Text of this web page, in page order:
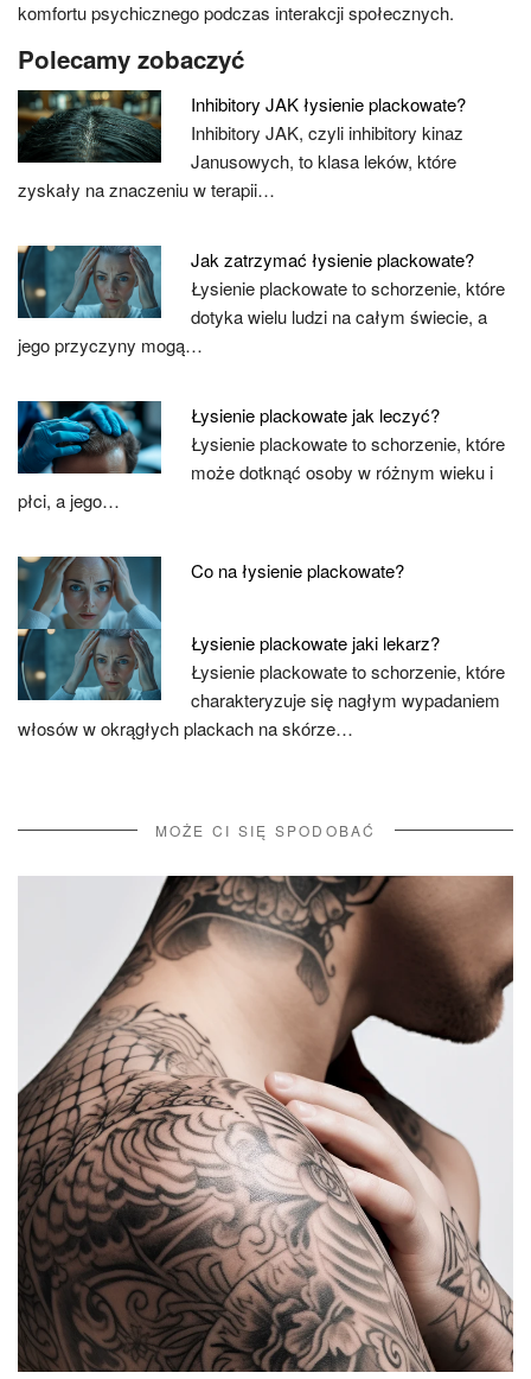
komfortu psychicznego podczas interakcji społecznych.
Polecamy zobaczyć
Inhibitory JAK łysienie plackowate?
Inhibitory JAK, czyli inhibitory kinaz
Janusowych, to klasa leków, które
zyskały na znaczeniu w terapii…
Jak zatrzymać łysienie plackowate?
Łysienie plackowate to schorzenie, które
dotyka wielu ludzi na całym świecie, a
jego przyczyny mogą…
Łysienie plackowate jak leczyć?
Łysienie plackowate to schorzenie, które
może dotknąć osoby w różnym wieku i
płci, a jego…
Co na łysienie plackowate?
Łysienie plackowate jaki lekarz?
Łysienie plackowate to schorzenie, które
charakteryzuje się nagłym wypadaniem
włosów w okrągłych plackach na skórze…
MOŻE CI SIĘ SPODOBAĆ